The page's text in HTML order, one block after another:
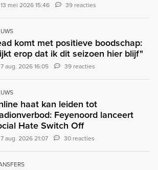
13 mei 2026 15:46 39 reacties
komt met positieve boodschap:
erop dat ik dit seizoen hier blijf"
7 aug. 2026 16:05 39 reacties
haat kan leiden tot
Feyenoord lanceert
Hate Switch Off
7 aug. 2026 21:07 30 reacties